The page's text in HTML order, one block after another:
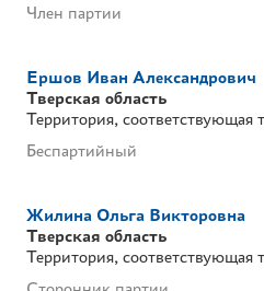
Член партии
Ершов Иван Александрович
Тверская область
Территория,
Беспартийный
Жилина Ольга Викторовна
Тверская область
Территория,